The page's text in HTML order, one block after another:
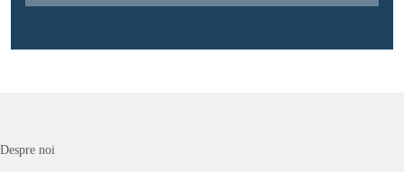
Despre noi